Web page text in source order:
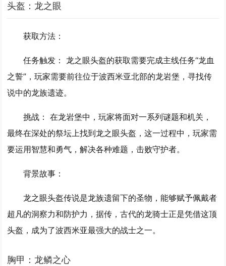
头盔：龙之眼
获取方法：
任务触发： 龙之眼头盔的获取需要完成主线任务“龙血
之誓”，玩家需要前往位于波西米亚北部的龙岩堡，寻找传
说中的龙族遗迹。
挑战： 在龙岩堡中，玩家将面对一系列谜题和机关，
最终在深处的祭坛上找到龙之眼头盔，这一过程中，玩家需
要运用智慧和勇气，解决各种难题，击败守护者。
背景故事：
龙之眼头盔传说是龙族遗留下的圣物，能够赋予佩戴者
超凡的洞察力和防护力，据传，古代的龙骑士正是凭借这顶
头盔，成为了波西米亚最强大的战士之一。
胸甲：龙鳞之心